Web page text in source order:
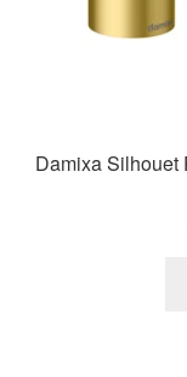
Damixa Silhouet